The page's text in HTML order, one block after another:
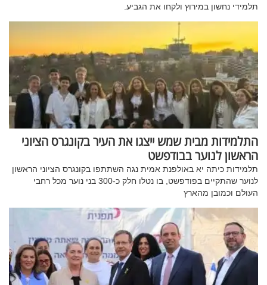
תלמידי נחשון במירוץ ולקחו את הגביע.
התלמידות מבית שמש ייצגו את העיר בקונגרס הציוני
הראשון לנוער בבודפשט
תלמידות כיתה יא באולפנת אמית נגה השתתפו בקונגרס הציוני הראשון
לנוער שהתקיים בפודפשט, בו נטלו חלק כ-300 בני נוער מכל רחבי
העולם וכמובן מהארץ